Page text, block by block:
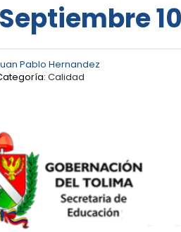
Pablo Hernandez
Calidad